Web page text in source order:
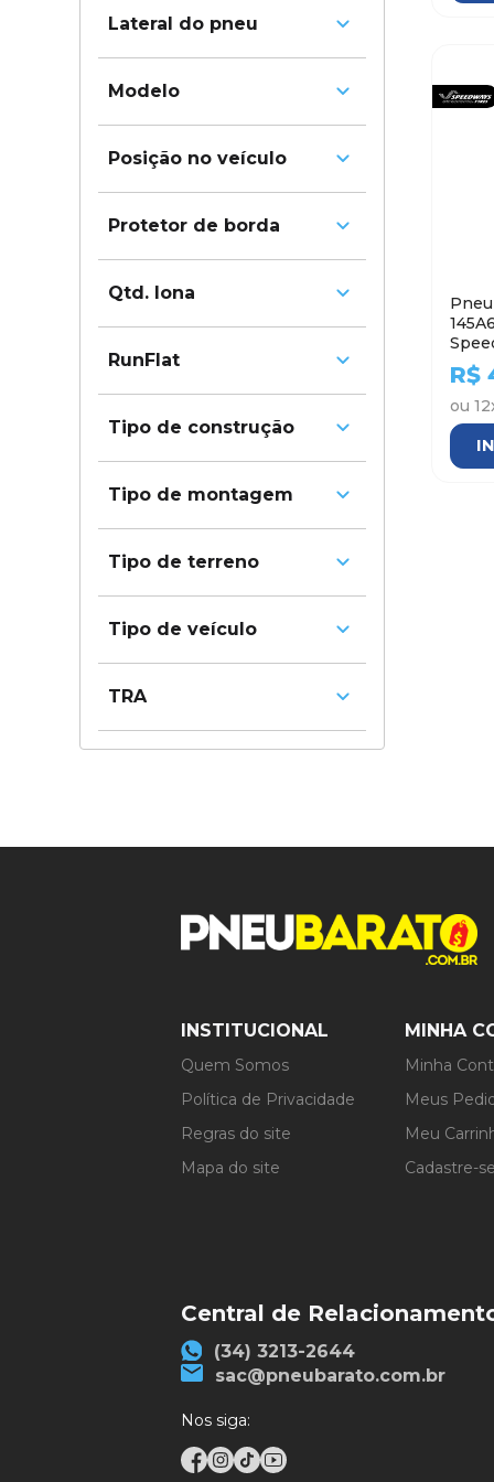
14.9"
Lateral do pneu
Modelo
Posição no veículo
Protetor de borda
Qtd. lona
14
RunFlat
Tipo de construção
Diagonal
Tipo de montagem
Tipo de terreno
Tipo de veículo
TRA
R1
R$
ou 12
INSTITUCIONAL
Quem Somos
Política de Privacidade
Regras do site
Mapa do site
MINHA
Minha
Meus
Meu
Cadastre-se
Central de
(34) 3213-2644
sac@pneubarato.com.br
Nos siga: